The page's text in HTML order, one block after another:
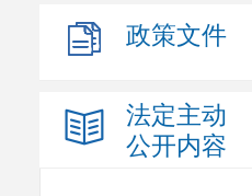
政策文件
法定主动
公开内容